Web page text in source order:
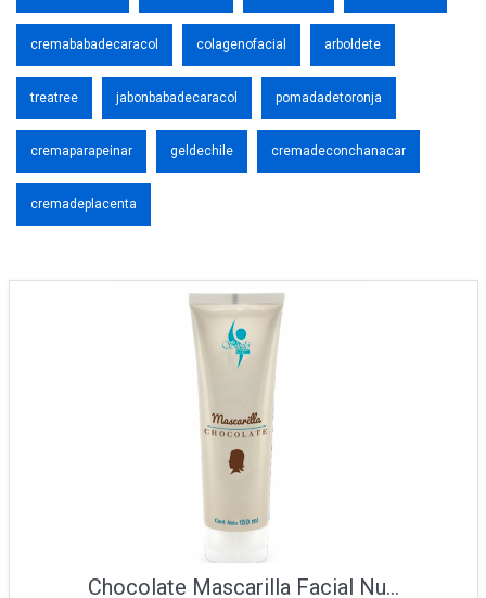
cremababadecaracol colagenofacial arboldete
treatree jabonbabadecaracol pomadadetoronja
cremaparapeinar geldechile cremadeconchanacar
cremadeplacenta
Chocolate Mascarilla Facial Nu...